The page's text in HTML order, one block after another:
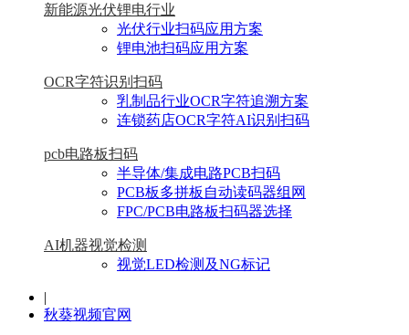
新能源光伏锂电行业
光伏行业扫码应用方案
锂电池扫码应用方案
OCR字符识别扫码
乳制品行业OCR字符追溯方案
连锁药店OCR字符AI识别扫码
pcb电路板扫码
半导体/集成电路PCB扫码
PCB板多拼板自动读码器组网
FPC/PCB电路板扫码器选择
AI机器视觉检测
视觉LED检测及NG标记
|
秋葵视频官网